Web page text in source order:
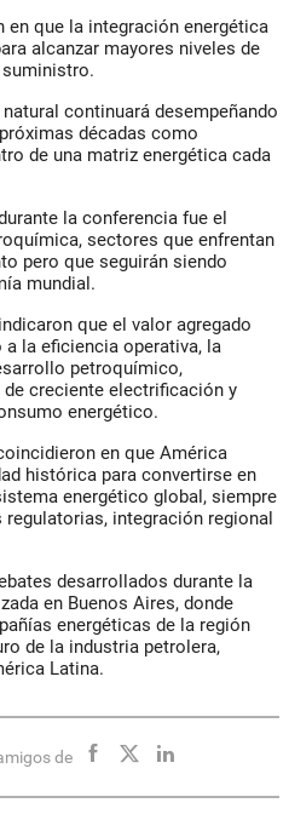
que la integración energética
alcanzar mayores niveles de
continuará desempeñando
décadas como
de una matriz energética cada
la conferencia fue el
sectores que enfrentan
pero que seguirán siendo
mundial.
que el valor agregado
la eficiencia operativa, la
petroquímico,
creciente electrificación y
energético.
en que América
histórica para convertirse en
energético global, siempre
integración regional
desarrollados durante la
en Buenos Aires, donde
energéticas de la región
de la industria petrolera,
Latina.
de